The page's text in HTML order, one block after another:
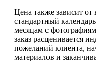
Цена также зависит от
стандартный
месяцам с
заказ расценивается
пожеланий клиента,
материалов и